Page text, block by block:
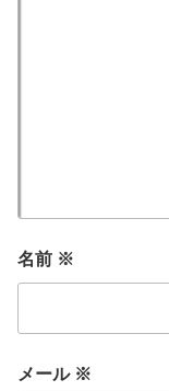
名前 ※
メール ※